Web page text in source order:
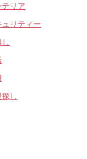
テリア
ュリティー
し
し